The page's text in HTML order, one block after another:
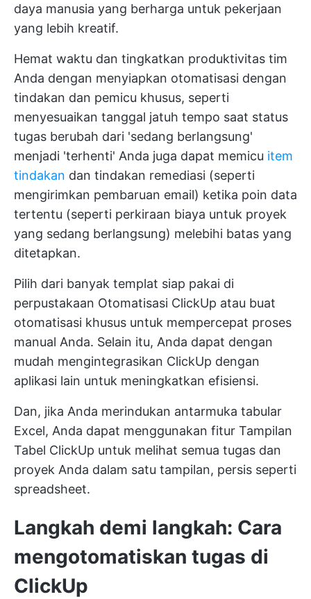
daya manusia yang berharga untuk pekerjaan
yang lebih kreatif.
Hemat waktu dan tingkatkan produktivitas tim
Anda dengan menyiapkan otomatisasi dengan
tindakan dan pemicu khusus, seperti
menyesuaikan tanggal jatuh tempo saat status
tugas berubah dari 'sedang berlangsung'
menjadi 'terhenti' Anda juga dapat memicu item
tindakan dan tindakan remediasi (seperti
mengirimkan pembaruan email) ketika poin data
tertentu (seperti perkiraan biaya untuk proyek
yang sedang berlangsung) melebihi batas yang
ditetapkan.
Pilih dari banyak templat siap pakai di
perpustakaan Otomatisasi ClickUp atau buat
otomatisasi khusus untuk mempercepat proses
manual Anda. Selain itu, Anda dapat dengan
mudah mengintegrasikan ClickUp dengan
aplikasi lain untuk meningkatkan efisiensi.
Dan, jika Anda merindukan antarmuka tabular
Excel, Anda dapat menggunakan fitur Tampilan
Tabel ClickUp untuk melihat semua tugas dan
proyek Anda dalam satu tampilan, persis seperti
spreadsheet.
Langkah demi langkah: Cara
mengotomatiskan tugas di
ClickUp